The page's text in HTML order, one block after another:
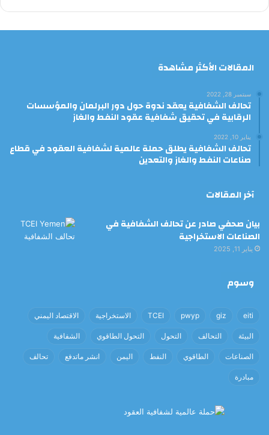
المقالات الأكثر مشاهدة
سبتمبر 28, 2022
تحالف الشفافية يعقد ندوة حول دور البرلمان والمؤسسات
الرقابية في تحقيق شفافية عقود النفط والغاز
يناير 10, 2022
تحالف الشفافية يطلق حملة عالمية لشفافية العقود في قطاع
صناعات النفط والغاز والتعدين
آخر المقالات
بيان صحفي صادر عن تحالف الشفافية في
الصناعات الاستخراجية
يناير 11, 2025
وسوم
eiti
giz
pwyp
TCEI الاستخراجية الاقتصاد اليمني
البيئة التحالف التحول التحول الطاقوي الشفافية
الصناعات الطاقوي النفط اليمن انشر ماتدفع تحالف
مبادرة